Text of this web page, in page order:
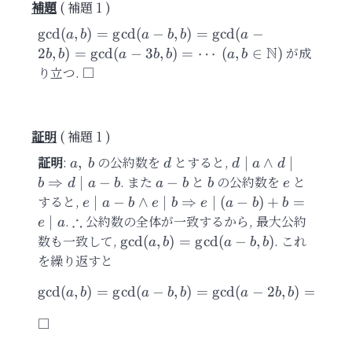
補題 1
\gcd(a,b)=\gcd(a-
b, b)=\gcd(a-
2b,b)=\gcd(a-
gcd(a, b) = gcd(a − b, b) = gcd(a −
2b, b) = gcd(a − 3b, b) = ⋯ (a, b ∈ N) が成
り立つ.
補題 1
証明: a,\
b
a, b の公約数をd
d とすると,d\mid
a\land
d\mid b
\Rightarrow
d\mid a-b
d ∣ a ∧ d ∣
b ⇒ d ∣ a − b. またa-
b
a − bと b
bの公約数を e
e と
すると, e\mid a-
b\land e\mid
b\Rightarrow
e\mid (a-
b)+b=e\mid
a
e ∣ a − b ∧ e ∣ b ⇒ e ∣ (a − b) + b =
e ∣ a. \therefore
∴ 公約数の全体が一致するから, 最大公約
数も一致して, \gcd(a,b)=\gcd(a-
gcd(a, b) = gcd(a − b, b). これ
を繰り返すと
\gcd(a,b)=\gcd(a-
gcd(a, b) = gcd(a − b, b) = gcd(a − 2b, b) =